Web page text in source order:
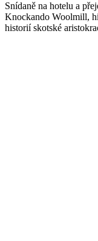
Snídaně na hotelu a
Knockando Woolmill,
historií skotské